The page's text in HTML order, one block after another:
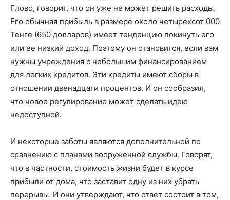
Глово, говорит, что он уже не может решить расходы.
Его обычная прибыль в размере около четырехсот 000
Тенге (650 долларов) имеет тенденцию покинуть его
или ее низкий доход. Поэтому он становится, если вам
нужны учреждения с небольшим финансированием
для легких кредитов. Эти кредиты имеют сборы в
отношении двенадцати процентов. И он сообразил,
что новое регулирование может сделать идею
недоступной.
И некоторые заботы являются дополнительной по
сравнению с планами вооруженной службы. Говорят,
что в частности, стоимость жизни будет в курсе
прибыли от дома, что заставит одну из них убрать
перерывы. И они утверждают, что ответ состоит в том,